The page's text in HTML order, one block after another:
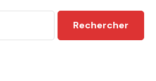
Rechercher